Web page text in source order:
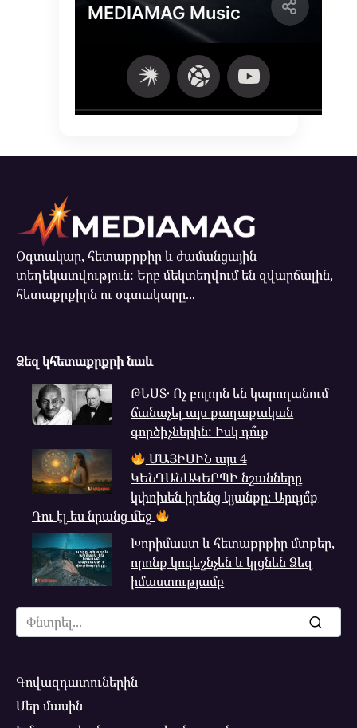
Օգտակար, հետաքրքիր և ժամանցային
տեղեկատվություն: Երբ մեկտեղվում են զվարճալին,
հետաքրքիրն ու օգտակարը...
Ձեզ կհետաքրքրի նաև
ԹԵՍՏ․ Ոչ բոլորն են կարողանում
ճանաչել այս քաղաքական
գործիչներին: Իսկ դո՞ւք
ՄԱՅԻՍԻՆ այս 4
ԿԵՆԴԱՆԱԿԵՐՊԻ նշանները
կփոխեն իրենց կյանքը։ Արդյո՞ք
Դու էլ ես նրանց մեջ
Խորիմաստ և հետաքրքիր մտքեր,
որոնք կոգեշնչեն և կլցնեն Ձեզ
իմաստությամբ
Search
for:
Գովազդատուներին
Մեր մասին